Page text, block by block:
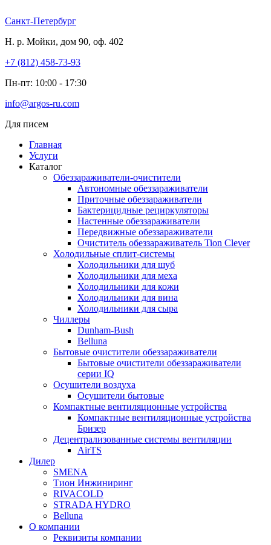
к
Санкт-Петербург
Н. р. Мойки, дом 90, оф. 402
+7 (812) 458-73-93
Пн-пт: 10:00 - 17:30
info@argos-ru.com
Для писем
Главная
Услуги
Каталог
Обеззараживатели-очистители
Автономные обеззараживатели
Приточные обеззараживатели
Бактерицидные рециркуляторы
Настенные обеззараживатели
Передвижные обеззараживатели
Очиститель обеззараживатель Tion Clever
Холодильные сплит-системы
Холодильники для шуб
Холодильники для меха
Холодильники для кожи
Холодильники для вина
Холодильники для сыра
Чиллеры
Dunham-Bush
Belluna
Бытовые очистители обеззараживатели
Бытовые очистители обеззараживатели
серии IQ
Осушители воздуха
Осушители бытовые
Компактные вентиляционные устройства
Компактные вентиляционные устройства
Бризер
Децентрализованные системы вентиляции
AirTS
Дилер
SMENA
Тион Инжиниринг
RIVACOLD
STRADA HYDRO
Belluna
О компании
Реквизиты компании